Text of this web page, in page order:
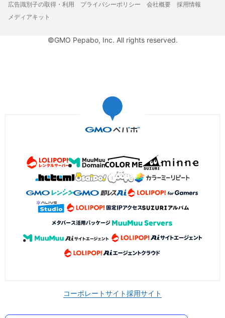
広告識別子の取得・利用
プライバシーポリシー 会社概要
採用情報
メディアキット
©GMO Pepabo, Inc. All rights reserved.
コーポレートサイト採用サイト